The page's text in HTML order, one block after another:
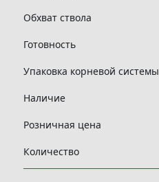
Обхват ствола
Готовность
Упаковка корневой системы
Наличие
Розничная цена
Количество